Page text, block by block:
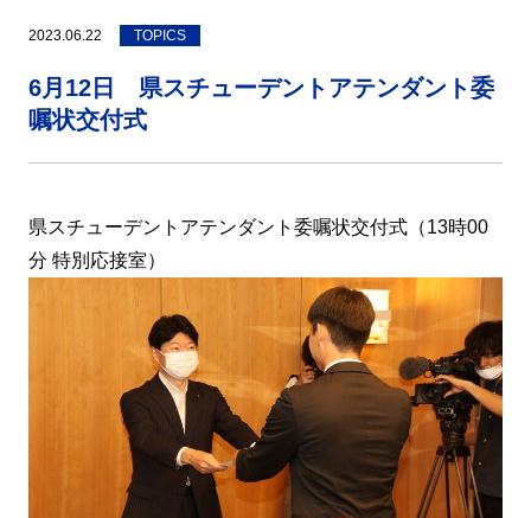
2023.06.22 TOPICS
6月12日 県スチューデントアテンダント委
嘱状交付式
県スチューデントアテンダント委嘱状交付式（13時00
分 特別応接室）